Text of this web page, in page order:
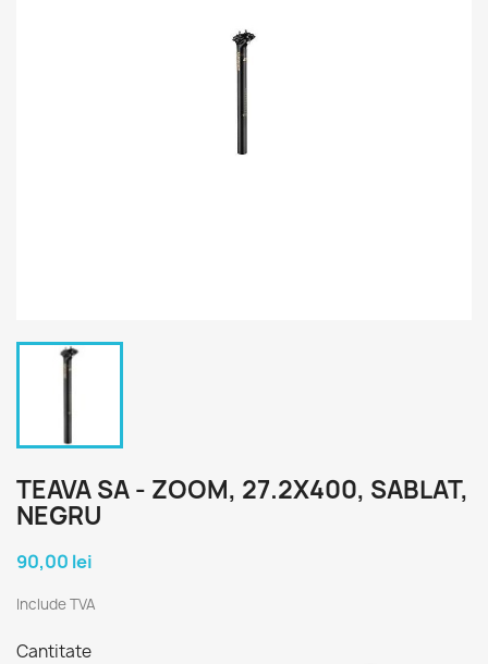
TEAVA SA - ZOOM, 27.2X400, SABLAT,
NEGRU
90,00 lei
Include TVA
Cantitate